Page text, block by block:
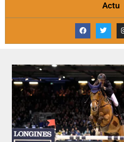
Actu